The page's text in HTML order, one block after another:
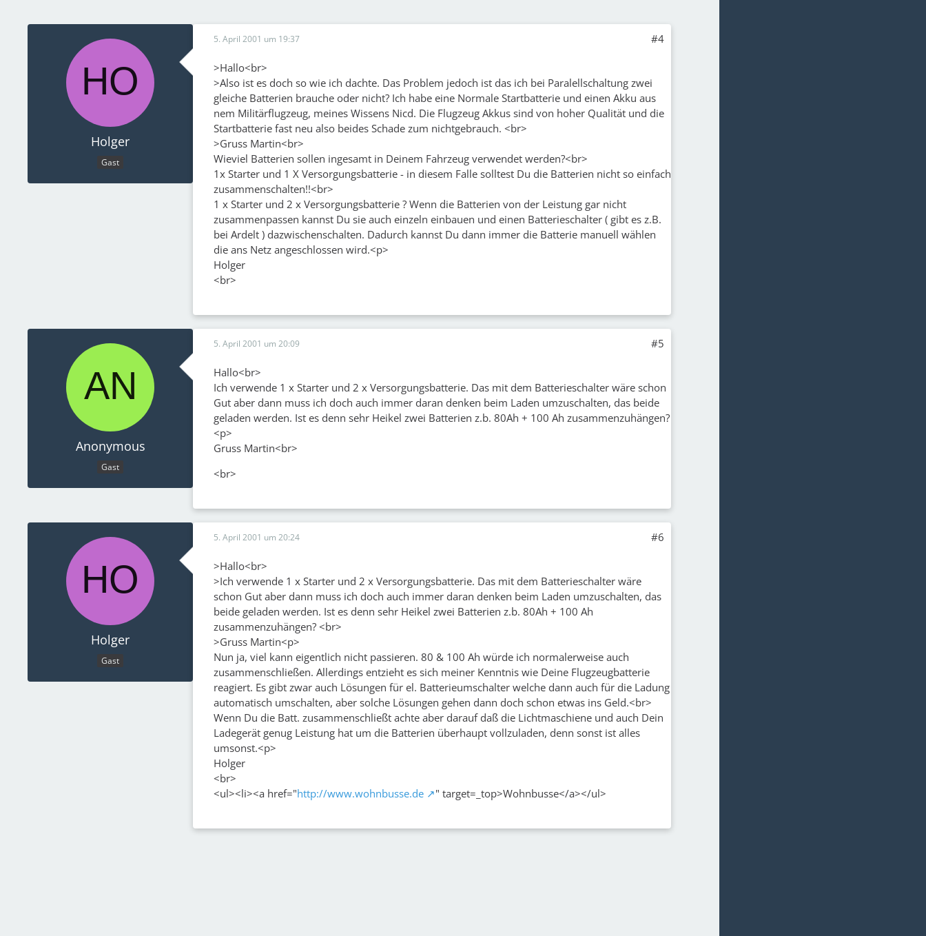
Holger
Gast
5. April 2001 um 19:37 #4
>Hallo<br>
>Also ist es doch so wie ich dachte. Das Problem jedoch ist das ich bei Paralellschaltung zwei
gleiche Batterien brauche oder nicht? Ich habe eine Normale Startbatterie und einen Akku aus
nem Militärflugzeug, meines Wissens Nicd. Die Flugzeug Akkus sind von hoher Qualität und die
Startbatterie fast neu also beides Schade zum nichtgebrauch. <br>
>Gruss Martin<br>
Wieviel Batterien sollen ingesamt in Deinem Fahrzeug verwendet werden?<br>
1x Starter und 1 X Versorgungsbatterie - in diesem Falle solltest Du die Batterien nicht so einfach
zusammenschalten!!<br>
1 x Starter und 2 x Versorgungsbatterie ? Wenn die Batterien von der Leistung gar nicht
zusammenpassen kannst Du sie auch einzeln einbauen und einen Batterieschalter ( gibt es z.B.
bei Ardelt ) dazwischenschalten. Dadurch kannst Du dann immer die Batterie manuell wählen
die ans Netz angeschlossen wird.<p>
Holger
<br>
Anonymous
Gast
5. April 2001 um 20:09 #5
Hallo<br>
Ich verwende 1 x Starter und 2 x Versorgungsbatterie. Das mit dem Batterieschalter wäre schon
Gut aber dann muss ich doch auch immer daran denken beim Laden umzuschalten, das beide
geladen werden. Ist es denn sehr Heikel zwei Batterien z.b. 80Ah + 100 Ah zusammenzuhängen?
<p>
Gruss Martin<br>
<br>
Holger
Gast
5. April 2001 um 20:24 #6
>Hallo<br>
>Ich verwende 1 x Starter und 2 x Versorgungsbatterie. Das mit dem Batterieschalter wäre
schon Gut aber dann muss ich doch auch immer daran denken beim Laden umzuschalten, das
beide geladen werden. Ist es denn sehr Heikel zwei Batterien z.b. 80Ah + 100 Ah
zusammenzuhängen? <br>
>Gruss Martin<p>
Nun ja, viel kann eigentlich nicht passieren. 80 & 100 Ah würde ich normalerweise auch
zusammenschließen. Allerdings entzieht es sich meiner Kenntnis wie Deine Flugzeugbatterie
reagiert. Es gibt zwar auch Lösungen für el. Batterieumschalter welche dann auch für die Ladung
automatisch umschalten, aber solche Lösungen gehen dann doch schon etwas ins Geld.<br>
Wenn Du die Batt. zusammenschließt achte aber darauf daß die Lichtmaschiene und auch Dein
Ladegerät genug Leistung hat um die Batterien überhaupt vollzuladen, denn sonst ist alles
umsonst.<p>
Holger
<br>
<ul><li><a href="http://www.wohnbusse.de " target=_top>Wohnbusse</a></ul>